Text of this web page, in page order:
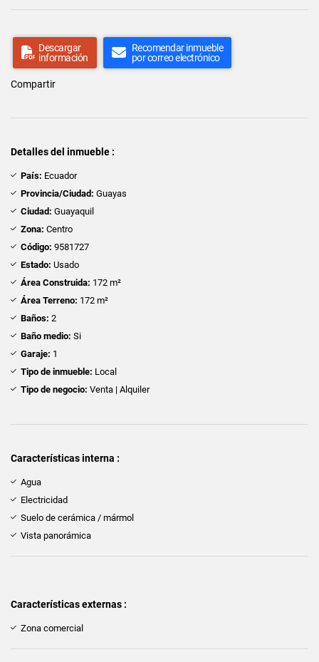
Descargar
información
Recomendar inmueble
por correo electrónico
Compartir
Detalles del inmueble :
País: Ecuador
Provincia/Ciudad: Guayas
Ciudad: Guayaquil
Zona: Centro
Código: 9581727
Estado: Usado
Área Construida: 172 m²
Área Terreno: 172 m²
Baños: 2
Baño medio: Si
Garaje: 1
Tipo de inmueble: Local
Tipo de negocio: Venta | Alquiler
Características interna :
Agua
Electricidad
Suelo de cerámica / mármol
Vista panorámica
Características externas :
Zona comercial